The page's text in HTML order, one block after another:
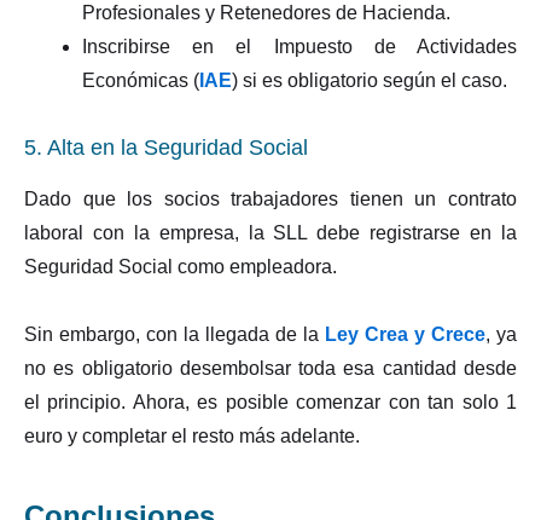
Profesionales y Retenedores de Hacienda.
Inscribirse en el Impuesto de Actividades
Económicas ( IAE) si es obligatorio según el caso.
5. Alta en la Seguridad Social
Dado que los socios trabajadores tienen un contrato
laboral con la empresa, la SLL debe registrarse en la
Seguridad Social como empleadora.
Sin embargo, con la llegada de la Ley Crea y Crece, ya
no es obligatorio desembolsar toda esa cantidad desde
el principio. Ahora, es posible comenzar con tan solo 1
euro y completar el resto más adelante.